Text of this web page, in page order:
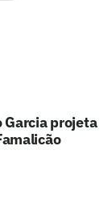
Garcia projeta